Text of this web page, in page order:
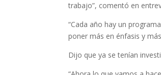
trabajo”, comentó en
“Cada año hay un
poner más en énfasis y
Dijo que ya se tenían